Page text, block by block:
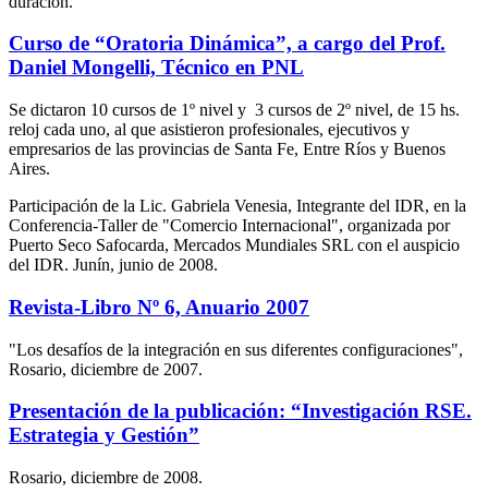
Curso de “Oratoria Dinámica”, a cargo del Prof.
Daniel Mongelli, Técnico en PNL
Se dictaron 10 cursos de 1º nivel y 3 cursos de 2º nivel, de 15 hs.
reloj cada uno, al que asistieron profesionales, ejecutivos y
empresarios de las provincias de Santa Fe, Entre Ríos y Buenos
Aires.
Participación de la Lic. Gabriela Venesia, Integrante del IDR, en la
Conferencia-Taller de "Comercio Internacional", organizada por
Puerto Seco Safocarda, Mercados Mundiales SRL con el auspicio
del IDR. Junín, junio de 2008.
Revista-Libro Nº 6, Anuario 2007
"Los desafíos de la integración en sus diferentes configuraciones",
Rosario, diciembre de 2007.
Presentación de la publicación: “Investigación RSE.
Estrategia y Gestión”
Rosario, diciembre de 2008.